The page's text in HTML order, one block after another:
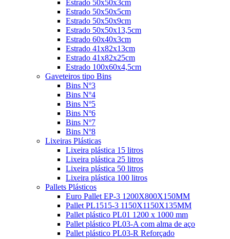
Estrado 50x50x3cm
Estrado 50x50x5cm
Estrado 50x50x9cm
Estrado 50x50x13,5cm
Estrado 60x40x3cm
Estrado 41x82x13cm
Estrado 41x82x25cm
Estrado 100x60x4,5cm
Gaveteiros tipo Bins
Bins Nº3
Bins Nº4
Bins Nº5
Bins Nº6
Bins Nº7
Bins Nº8
Lixeiras Plásticas
Lixeira plástica 15 litros
Lixeira plástica 25 litros
Lixeira plástica 50 litros
Lixeira plástica 100 litros
Pallets Plásticos
Euro Pallet EP-3 1200X800X150MM
Pallet PL1515-3 1150X1150X135MM
Pallet plástico PL01 1200 x 1000 mm
Pallet plástico PL03-A com alma de aço
Pallet plástico PL03-R Reforçado